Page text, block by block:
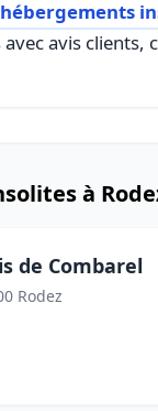
avis clients,
à
de Combarel
Rodez